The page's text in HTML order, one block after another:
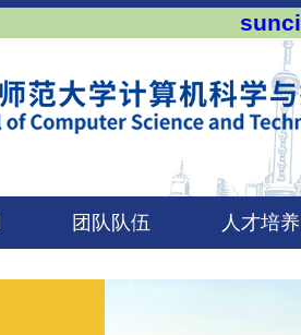
团队队伍 人才培养